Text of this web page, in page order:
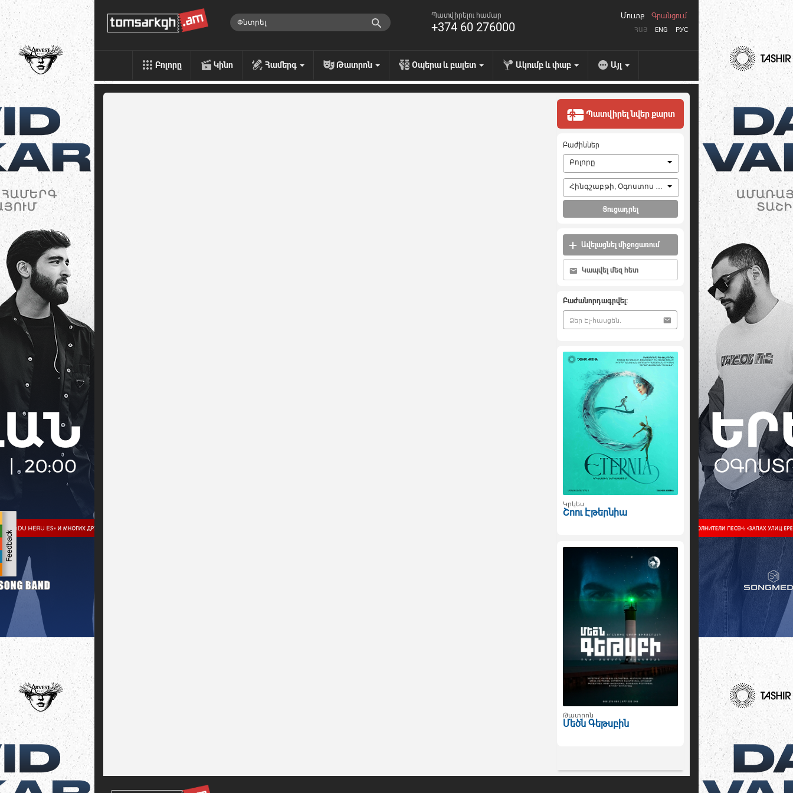
Պատվիրելու համար
+374 60 276000 ՀԱՅ ENG РУС
Մուտք Գրանցում
Բոլորը Կինո Համերգ Թատրոն Օպերա և բալետ Ակումբ և փաբ Այլ
Պատվիրել նվեր քարտ
Բաժիններ
Բոլորը
Հինգշաբթի, Օգոստոս 6, 2026
Ցուցադրել
Ավելացնել միջոցառում
Կապվել մեզ հետ
Բաժանորդագրվել:
Կրկես
Շոու Էթերնիա
Թատրոն
Մեծն Գեթսբին